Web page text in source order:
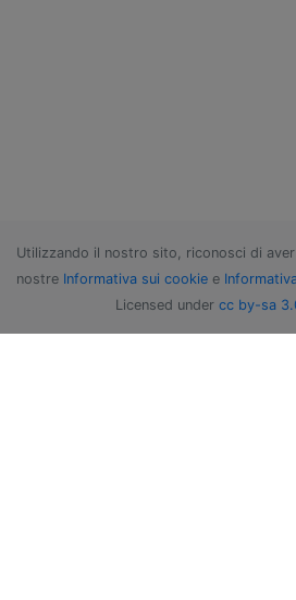
Utilizzando il nostro sito, riconosci di
nostre Informativa sui cookie e
Licensed under cc by-sa